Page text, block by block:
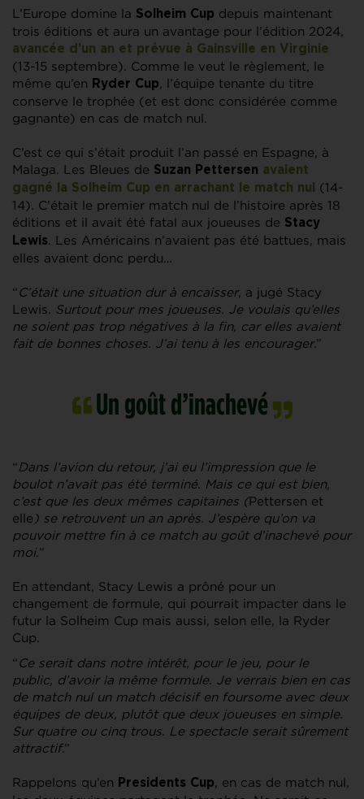
L’Europe domine la Solheim Cup depuis maintenant
trois éditions et aura un avantage pour l’édition 2024,
avancée d’un an et prévue à Gainsville en Virginie
(13-15 septembre). Comme le veut le règlement, le
même qu’en Ryder Cup, l’équipe tenante du titre
conserve le trophée (et est donc considérée comme
gagnante) en cas de match nul.
C’est ce qui s’était produit l’an passé en Espagne, à
Malaga. Les Bleues de Suzan Pettersen avaient
gagné la Solheim Cup en arrachant le match nul
(14-
14). C’était le premier match nul de l’histoire après 18
éditions et il avait été fatal aux joueuses de Stacy
Lewis. Les Américains n’avaient pas été battues, mais
elles avaient donc perdu…
“C’était une situation dur à encaisser, a jugé Stacy
Lewis. Surtout pour mes joueuses. Je voulais qu’elles
ne soient pas trop négatives à la fin, car elles avaient
fait de bonnes choses. J’ai tenu à les encourager.”
Un goût d’inachevé
“Dans l’avion du retour, j’ai eu l’impression que le
boulot n’avait pas été terminé. Mais ce qui est bien,
c’est que les deux mêmes capitaines (Pettersen et
elle ) se retrouvent un an après. J’espère qu’on va
pouvoir mettre fin à ce match au goût d’inachevé pour
moi.”
En attendant, Stacy Lewis a prôné pour un
changement de formule, qui pourrait impacter dans le
futur la Solheim Cup mais aussi, selon elle, la Ryder
Cup.
“Ce serait dans notre intérêt, pour le jeu, pour le
public, d’avoir la même formule. Je verrais bien en cas
de match nul un match décisif en foursome avec deux
équipes de deux, plutôt que deux joueuses en simple.
Sur quatre ou cinq trous. Le spectacle serait sûrement
attractif.”
Rappelons qu’en Presidents Cup, en cas de match nul,